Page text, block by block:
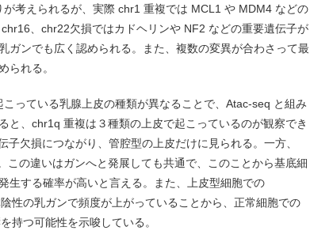
考えられるが、実際 chr1 重複では MCL1 や MDM4 などの
、chr22欠損ではカドヘリンや NF2 などの重要遺伝子が
ガンでも広く認められる。また、複数の変異が合わさって最
られる。
っている乳腺上皮の種類が異なることで、Atac-seq と組み
と、chr1q 重複は３種類の上皮で起こっているのが観察でき
欠損につながり、管腔型の上皮だけに見られる。一方、
この違いはガンへと発展しても共通で、このことから基底細
生する確率が高いと言える。また、上皮型細胞での
性の乳ガンで頻度が上がっていることから、正常細胞での
持つ可能性を示唆している。